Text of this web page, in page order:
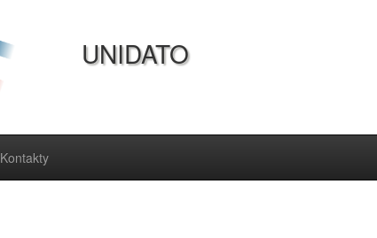
UNIDATO
Kontakty